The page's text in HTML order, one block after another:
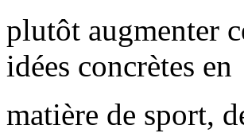
plutôt augmenter
idées concrètes en
matière de sport,